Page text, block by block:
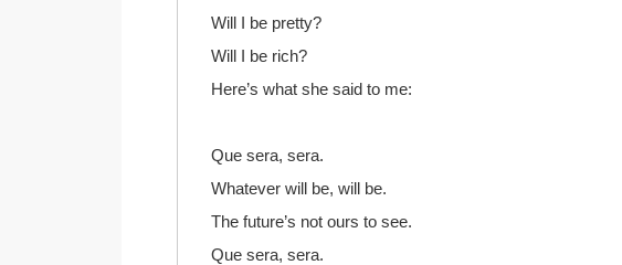
Will I be pretty?
Will I be rich?
Here’s what she said to me:
Que sera, sera.
Whatever will be, will be.
The future’s not ours to see.
Que sera, sera.